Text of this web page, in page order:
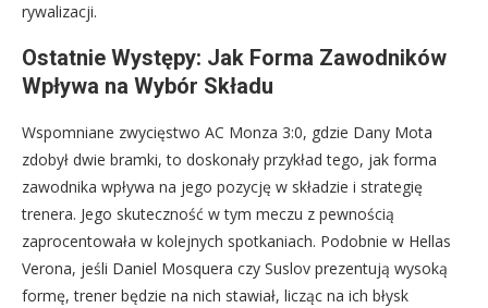
rywalizacji.
Ostatnie Występy: Jak Forma Zawodników
Wpływa na Wybór Składu
Wspomniane zwycięstwo AC Monza 3:0, gdzie Dany Mota
zdobył dwie bramki, to doskonały przykład tego, jak forma
zawodnika wpływa na jego pozycję w składzie i strategię
trenera. Jego skuteczność w tym meczu z pewnością
zaprocentowała w kolejnych spotkaniach. Podobnie w Hellas
Verona, jeśli Daniel Mosquera czy Suslov prezentują wysoką
formę, trener będzie na nich stawiał, licząc na ich błysk